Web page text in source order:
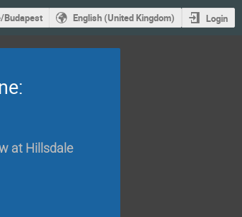
Budapest English (United Kingdom) Login
at Hillsdale